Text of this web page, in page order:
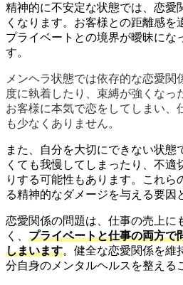
精神的に不安定な状態では、恋愛
くなります。お客様との距離感を
プライベートとの境界が曖昧にな
す。
メンヘラ状態では依存的な恋愛関
度に執着したり、束縛が強くなっ
お客様に本気で恋をしてしまい、
も少なくありません。
また、自分を大切にできない状態
くても我慢してしまったり、不適
りする可能性もあります。これら
る精神的なダメージを与える要因
恋愛関係の問題は、仕事の売上に
く、 プライベートと仕事の両方で
しまいます。健全な恋愛関係を維
分自身のメンタルヘルスを整える